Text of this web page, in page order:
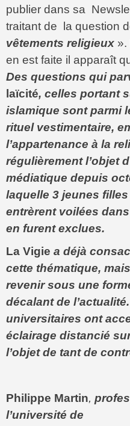
publier dans sa
traitant de la question
vêtements religieux ».
en est faite il apparaît
Des questions qui
laïcité, celles portant
islamique sont parmi
rituel vestimentaire,
l’appartenance à la
régulièrement l’objet
médiatique depuis
laquelle 3 jeunes
entrèrent voilées
en furent exclues.
La Vigie a déjà
cette thématique,
revenir sous une
décalant de
universitaires ont
éclairage distancié
l’objet de tant de
Philippe Martin,
l’université de